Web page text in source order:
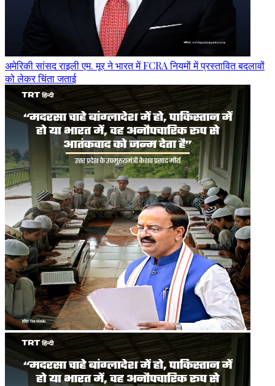
अमेरिकी सांसद राइली एम. मूर ने भारत में FCRA नियमों में प्रस्तावित बदलावों
को लेकर चिंता जताई